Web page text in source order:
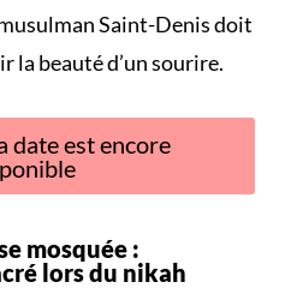
Saint-Denis doit
la beauté d’un sourire.
date est encore
mosquée :
lors du nikah